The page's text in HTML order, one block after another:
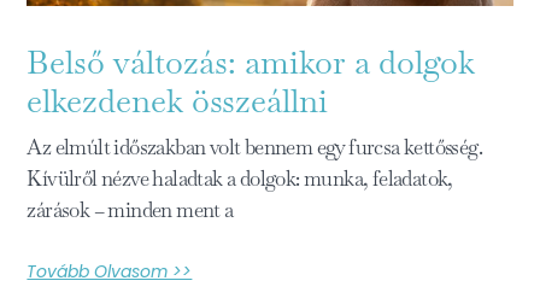
Belső változás: amikor a dolgok
elkezdenek összeállni
Az elmúlt időszakban volt bennem egy furcsa kettősség.
Kívülről nézve haladtak a dolgok: munka, feladatok,
zárások – minden ment a
Tovább Olvasom >>